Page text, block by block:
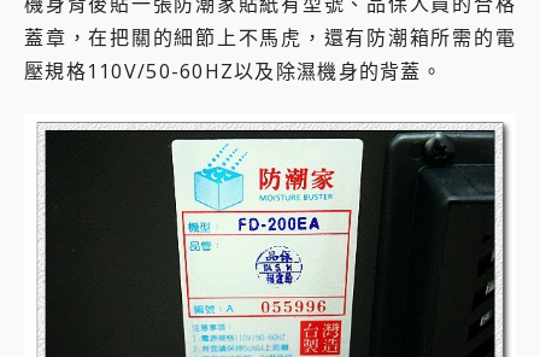
蓋章，在把關的細節上不馬虎，還有防潮箱所需的電
壓規格110V/50-60HZ以及除濕機身的背蓋。